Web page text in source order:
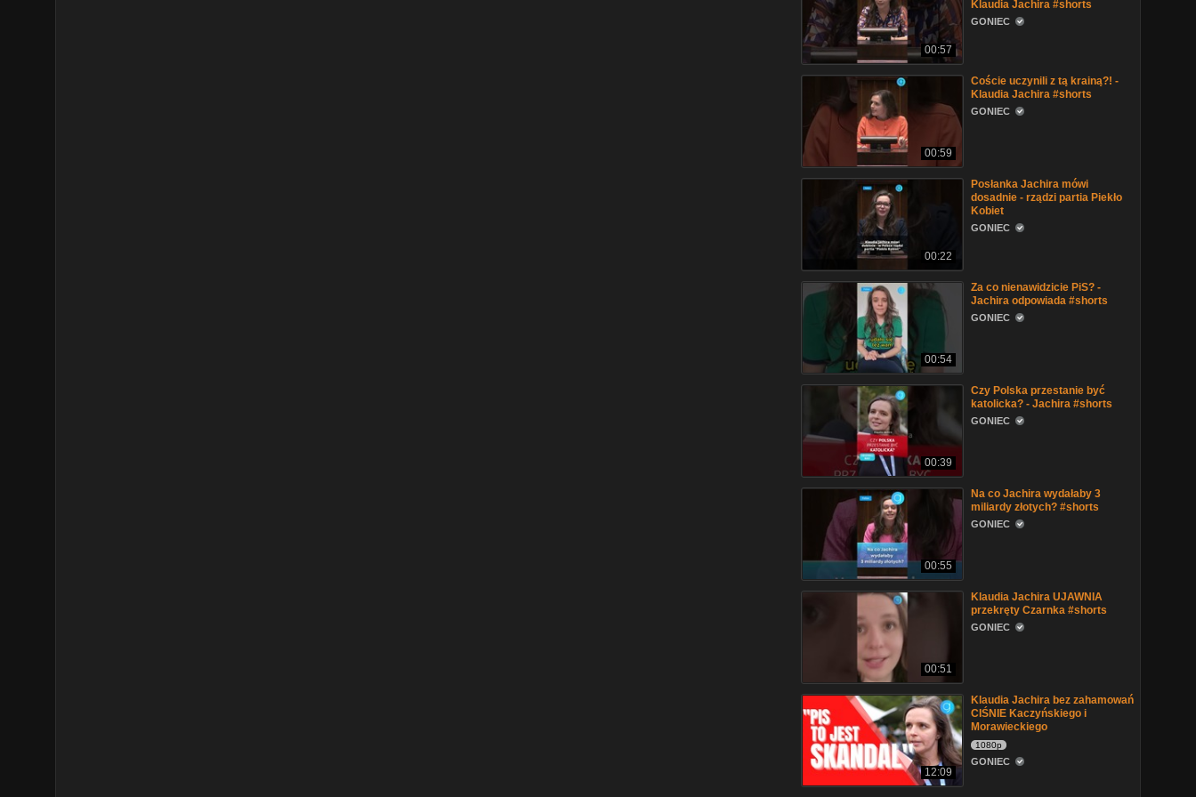
00:57
Klaudia Jachira #shorts
GONIEC
00:59
Coście uczynili z tą krainą?! -
Klaudia Jachira #shorts
GONIEC
00:22
Posłanka Jachira mówi
dosadnie - rządzi partia Piekło
Kobiet
GONIEC
00:54
Za co nienawidzicie PiS? -
Jachira odpowiada #shorts
GONIEC
00:39
Czy Polska przestanie być
katolicka? - Jachira #shorts
GONIEC
00:55
Na co Jachira wydałaby 3
miliardy złotych? #shorts
GONIEC
00:51
Klaudia Jachira UJAWNIA
przekręty Czarnka #shorts
GONIEC
12:09
Klaudia Jachira bez zahamowań
CIŚNIE Kaczyńskiego i
Morawieckiego
1080p
GONIEC